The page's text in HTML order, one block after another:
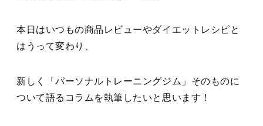
本日はいつもの商品レビューやダイエットレシピと
はうって変わり、
新しく「パーソナルトレーニングジム」そのものに
ついて語るコラムを執筆したいと思います！